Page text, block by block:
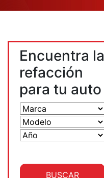
Encuentra la
refacción
para tu auto